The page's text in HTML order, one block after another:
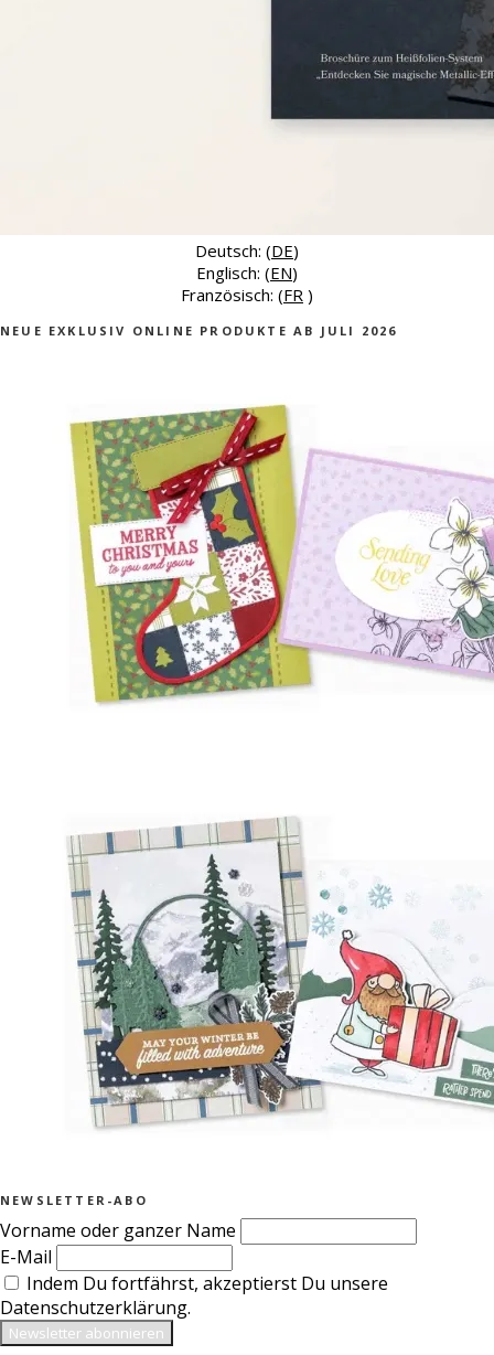
Deutsch: (DE)
Englisch: (EN)
Französisch: (FR )
NEUE EXKLUSIV ONLINE PRODUKTE AB JULI 2026
NEWSLETTER-ABO
Vorname oder ganzer Name
E-Mail
Indem Du fortfährst, akzeptierst Du unsere
Datenschutzerklärung.